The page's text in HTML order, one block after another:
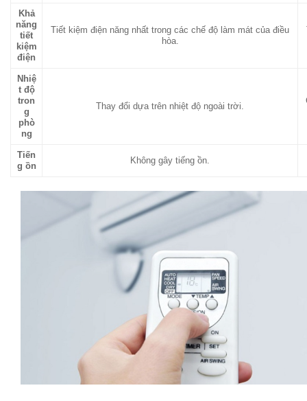
Khả
năng
tiết
kiệm
điện
Tiết kiệm điện năng nhất trong các chế độ làm mát của điều
hòa.
Nhiệ
t độ
tron
g
phò
ng
Thay đổi dựa trên nhiệt độ ngoài trời.
Tiến
g ồn
Không gây tiếng ồn.